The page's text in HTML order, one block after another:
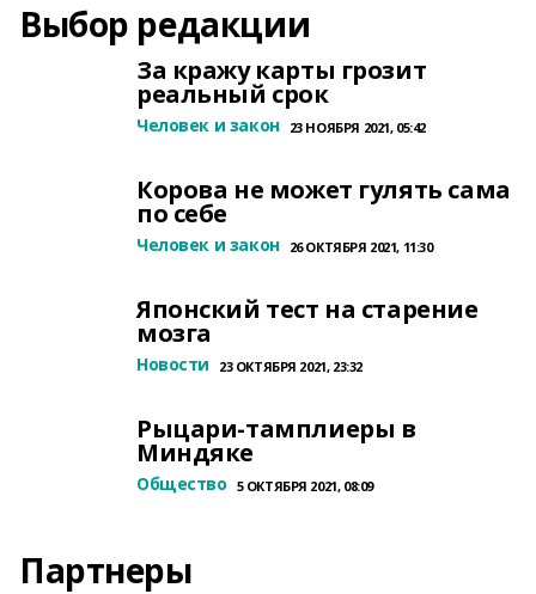
Выбор редакции
За кражу карты грозит
реальный срок
Человек и закон 23 НОЯБРЯ 2021, 05:42
Корова не может гулять сама
по себе
Человек и закон 26 ОКТЯБРЯ 2021, 11:30
Японский тест на старение
мозга
Новости 23 ОКТЯБРЯ 2021, 23:32
Рыцари-тамплиеры в
Миндяке
Общество 5 ОКТЯБРЯ 2021, 08:09
Партнеры